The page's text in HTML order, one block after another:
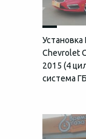
Установка
Chevrolet
2015 (4
система